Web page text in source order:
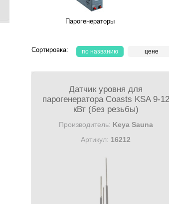
Парогенераторы
Сортировка: по названию цене
Датчик уровня для
парогенератора Coasts KSA 9-12
кВт (без резьбы)
Производитель: Keya Sauna
Артикул: 16212